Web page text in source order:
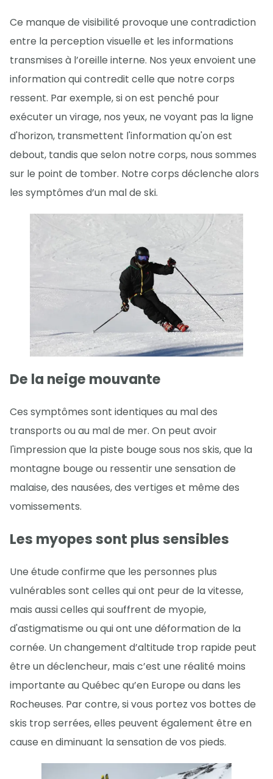
Ce manque de visibilité provoque une contradiction
entre la perception visuelle et les informations
transmises à l’oreille interne. Nos yeux envoient une
information qui contredit celle que notre corps
ressent. Par exemple, si on est penché pour
exécuter un virage, nos yeux, ne voyant pas la ligne
d'horizon, transmettent l'information qu'on est
debout, tandis que selon notre corps, nous sommes
sur le point de tomber. Notre corps déclenche alors
les symptômes d’un mal de ski.
De la neige mouvante
Ces symptômes sont identiques au mal des
transports ou au mal de mer. On peut avoir
l'impression que la piste bouge sous nos skis, que la
montagne bouge ou ressentir une sensation de
malaise, des nausées, des vertiges et même des
vomissements.
Les myopes sont plus sensibles
Une étude confirme que les personnes plus
vulnérables sont celles qui ont peur de la vitesse,
mais aussi celles qui souffrent de myopie,
d'astigmatisme ou qui ont une déformation de la
cornée. Un changement d’altitude trop rapide peut
être un déclencheur, mais c’est une réalité moins
importante au Québec qu’en Europe ou dans les
Rocheuses. Par contre, si vous portez vos bottes de
skis trop serrées, elles peuvent également être en
cause en diminuant la sensation de vos pieds.